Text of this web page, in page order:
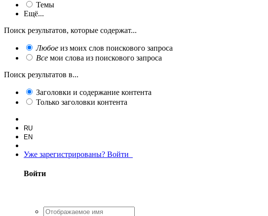
Темы
Ещё...
Поиск результатов, которые содержат...
Любое из моих слов поискового запроса
Все мои слова из поискового запроса
Поиск результатов в...
Заголовки и содержание контента
Только заголовки контента
RU
EN
Уже зарегистрированы? Войти
Войти